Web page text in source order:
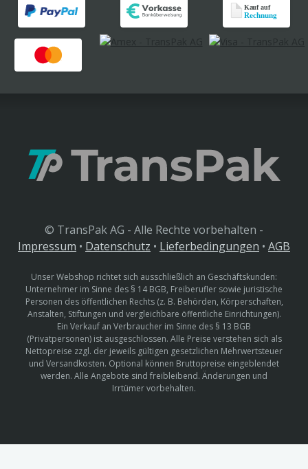
© TransPak AG - Alle Rechte vorbehalten -
Impressum • Datenschutz • Lieferbedingungen • AGB
Unser Webshop richtet sich ausschließlich an Geschäftskunden:
Unternehmer im Sinne des § 14 BGB, Freiberufler sowie juristische
Personen des öffentlichen Rechts (z. B. Behörden, Körperschaften,
Anstalten, Stiftungen und vergleichbare öffentliche Einrichtungen).
Ein Verkauf an Verbraucher im Sinne des § 13 BGB
(Privatpersonen) ist ausgeschlossen. Alle Preise verstehen sich als
Nettopreise zzgl. der jeweils gültigen gesetzlichen Mehrwertsteuer
und Versandkosten. Optional können Bruttopreise eingeblendet
werden. Alle Angebote sind freibleibend. Änderungen und
Irrtümer vorbehalten.